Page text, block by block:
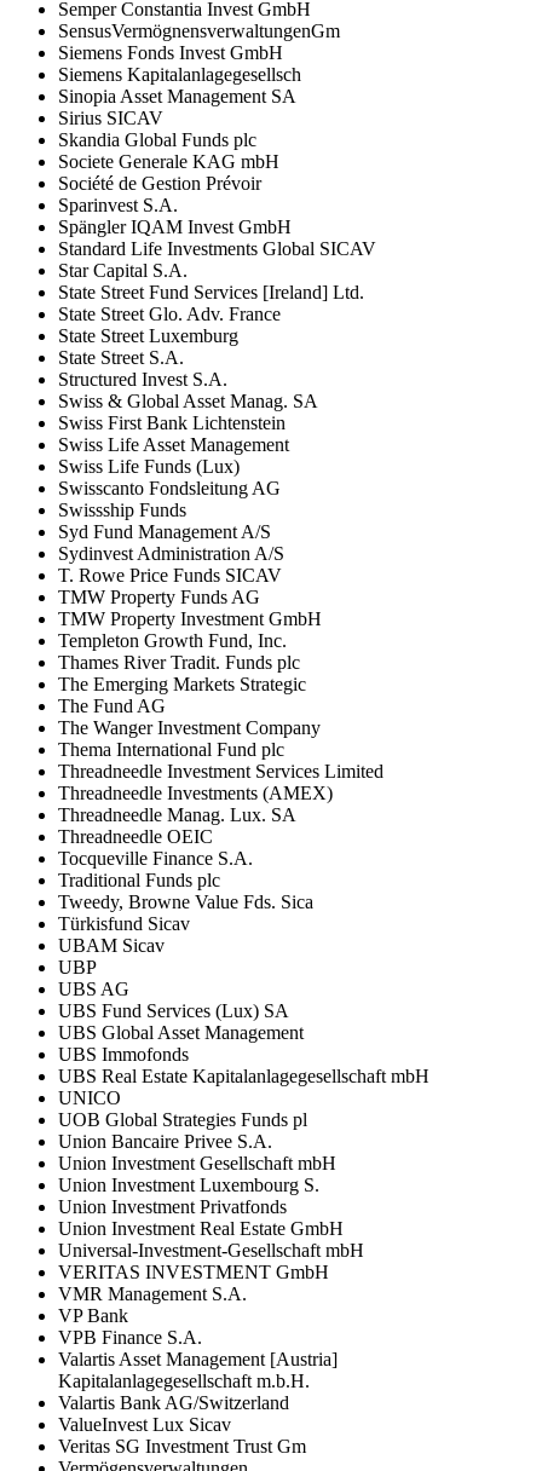
Semper Constantia Invest GmbH
SensusVermögnensverwaltungenGm
Siemens Fonds Invest GmbH
Siemens Kapitalanlagegesellsch
Sinopia Asset Management SA
Sirius SICAV
Skandia Global Funds plc
Societe Generale KAG mbH
Société de Gestion Prévoir
Sparinvest S.A.
Spängler IQAM Invest GmbH
Standard Life Investments Global SICAV
Star Capital S.A.
State Street Fund Services [Ireland] Ltd.
State Street Glo. Adv. France
State Street Luxemburg
State Street S.A.
Structured Invest S.A.
Swiss & Global Asset Manag. SA
Swiss First Bank Lichtenstein
Swiss Life Asset Management
Swiss Life Funds (Lux)
Swisscanto Fondsleitung AG
Swissship Funds
Syd Fund Management A/S
Sydinvest Administration A/S
T. Rowe Price Funds SICAV
TMW Property Funds AG
TMW Property Investment GmbH
Templeton Growth Fund, Inc.
Thames River Tradit. Funds plc
The Emerging Markets Strategic
The Fund AG
The Wanger Investment Company
Thema International Fund plc
Threadneedle Investment Services Limited
Threadneedle Investments (AMEX)
Threadneedle Manag. Lux. SA
Threadneedle OEIC
Tocqueville Finance S.A.
Traditional Funds plc
Tweedy, Browne Value Fds. Sica
Türkisfund Sicav
UBAM Sicav
UBP
UBS AG
UBS Fund Services (Lux) SA
UBS Global Asset Management
UBS Immofonds
UBS Real Estate Kapitalanlagegesellschaft mbH
UNICO
UOB Global Strategies Funds pl
Union Bancaire Privee S.A.
Union Investment Gesellschaft mbH
Union Investment Luxembourg S.
Union Investment Privatfonds
Union Investment Real Estate GmbH
Universal-Investment-Gesellschaft mbH
VERITAS INVESTMENT GmbH
VMR Management S.A.
VP Bank
VPB Finance S.A.
Valartis Asset Management [Austria]
Kapitalanlagegesellschaft m.b.H.
Valartis Bank AG/Switzerland
ValueInvest Lux Sicav
Veritas SG Investment Trust Gm